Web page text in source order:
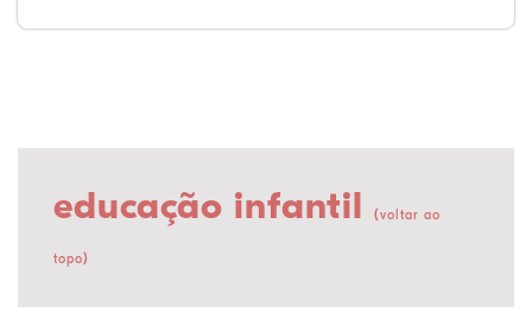
educação infantil (voltar ao
topo)